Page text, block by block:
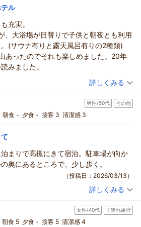
果となりましたこと、大変心苦しく感
レーチングの排水能力、およびオーバ
ましては、
有し、改善に向けた具体的な検討を開
ろん、設備面での抜本的な改修も含
」というお言葉を真摯に受け止め、
には、より心地よいひとときをお過ご
力を尽くしてまいります。
にありがとうございました。
待ち申し上げております。
デ高槻 フロント クイン
（返信日：2026/03/20）
い接客をしてくださりありがとうござ
ラーメンを提供してくださったお兄さ
さんだなと思いましたが、話し方がと
だかイメージが違いとても癒されまし
た。また是非泊まりに行きたいお宿で
円(大人一人あたり/税込)
なごみの湯からの返信
、誠にありがとうございます。
もお楽しみいただけたとのこと、また
だけたと伺い、大変嬉しく思います。
夕食のご案内もお役に立てたようで安
の温かいおもてなし、そして無料の飲
についてお褒めの言葉を頂戴し、スタ
ます。
しください。次回のご予約も心よりお
高槻 田中
（返信日：2026/03/18）
ル
充実。
、大浴場が日替りで子供と朝夜とも利用
(サウナ有りと露天風呂有りの2種類)
あったのでそれも楽しめました。20年
みました。
（投稿日：2026/03/14）
(子連れ旅行)
】SDGs◆地球に優しいノークリーニングプラ
まり
ツイン 食事なし
円(大人一人あたり/税込)
なごみの湯からの返信
うございます。新しくなった施設と充
めいただき、大変嬉しく拝読しまし
ともお子様とご一緒にお楽しみいただ
露天風呂の2種をご満喫いただけて何よ
詳しくみる
男性/50代 その他
朝食 - 夕食 - 接客 3 清潔感 3
まりで高槻にきて宿泊。駐車場が向か
奥にあるところで、少し歩く。
（投稿日：2026/03/13）
性/50代)
◆早期割引】30日前までの予約で超お得♪プラ
なし
詳しくみる
女性/40代 子連れ旅行
朝食 5 夕食 - 接客 5 清潔感 4